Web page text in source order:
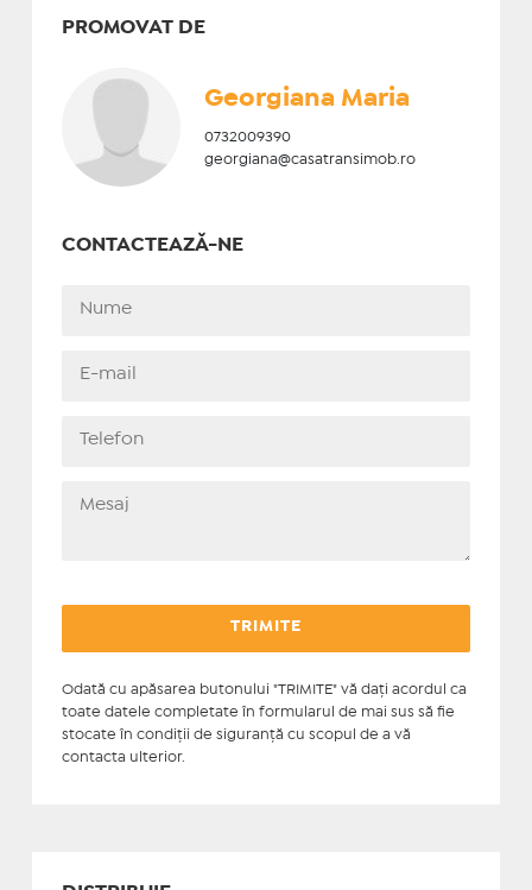
PROMOVAT DE
Georgiana Maria
0732009390
georgiana@casatransimob.ro
CONTACTEAZĂ-NE
Odată cu apăsarea butonului "TRIMITE" vă daţi acordul ca
toate datele completate în formularul de mai sus să fie
stocate în condiţii de siguranţă cu scopul de a vă
contacta ulterior.